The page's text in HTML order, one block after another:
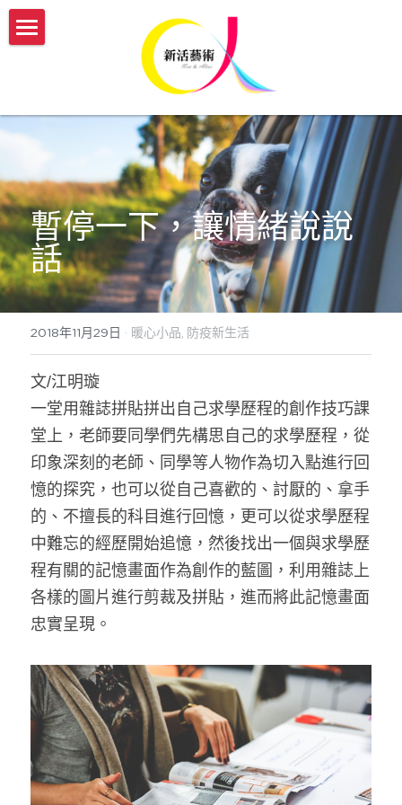
新活團隊介紹
傳承藝術服務方案
生命故事書
【機構據點】延緩模組與藝術輔療課程
【個人】藝術輔療團體課
【個人】到府藝術輔療
【政府企業】手作舒壓課程
【政府企業】工作坊
藝術輔療師介紹
【實體】傳承藝術帶領者培訓班
【線上】熟齡活動帶領師資培訓
【實體/線上】藝術輔療課程、生命故事書
年度開課一覽表
參與志工服務
媒體報導
新活部落格
ESG/CSR 企業服務
english
會員登入
幸福AI百寶箱
色彩動物祝福卡
數位祝福轉盤
搜索
暫停一下，讓情緒說說
話
2018年11月29日 · 暖心小品, 防疫新生活
文/江明璇
一堂用雜誌拼貼拼出自己求學歷程的創作技巧課
堂上，老師要同學們先構思自己的求學歷程，從
印象深刻的老師、同學等人物作為切入點進行回
憶的探究，也可以從自己喜歡的、討厭的、拿手
的、不擅長的科目進行回憶，更可以從求學歷程
中難忘的經歷開始追憶，然後找出一個與求學歷
程有關的記憶畫面作為創作的藍圖，利用雜誌上
各樣的圖片進行剪裁及拼貼，進而將此記憶畫面
忠實呈現。